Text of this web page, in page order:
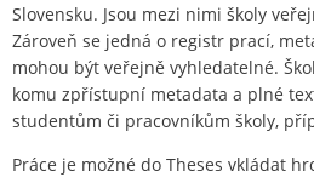
Slovensku. Jsou mezi nimi školy
Zároveň se jedná o registr prací,
mohou být veřejně vyhledatelné.
komu zpřístupní metadata a plné
studentům či pracovníkům školy,
Práce je možné do Theses vkládat